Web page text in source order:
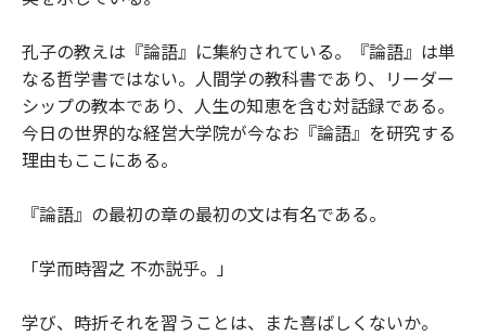
孔子の教えは『論語』に集約されている。『論語』は単
なる哲学書ではない。人間学の教科書であり、リーダー
シップの教本であり、人生の知恵を含む対話録である。
今日の世界的な経営大学院が今なお『論語』を研究する
理由もここにある。
『論語』の最初の章の最初の文は有名である。
「学而時習之 不亦説乎。」
学び、時折それを習うことは、また喜ばしくないか。